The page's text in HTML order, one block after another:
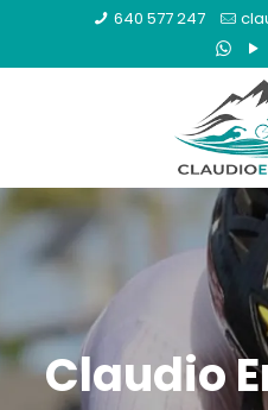
640 577 247
Claudio